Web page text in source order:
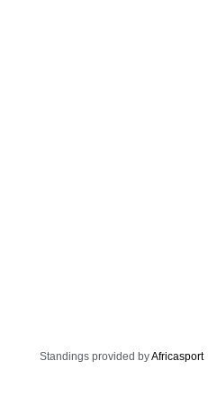
Standings provided byAfricasport